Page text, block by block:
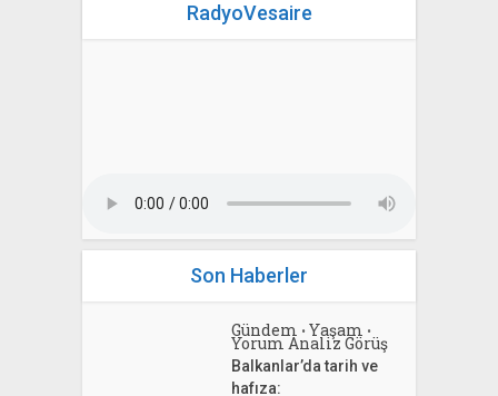
RadyoVesaire
Son Haberler
Gündem • Yaşam •
Yorum Analiz Görüş
Balkanlar’da tarih ve
hafıza: